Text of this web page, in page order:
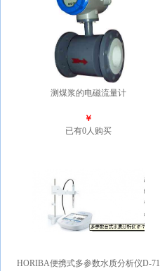
测煤浆的电磁流量计
￥
已有0人购买
HORIBA便携式多参数水质分析仪D-71